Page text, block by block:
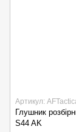
Артикул:
Глушник
S44 AK